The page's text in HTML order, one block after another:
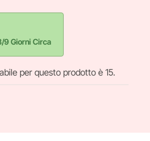
9 Giorni Circa
per questo prodotto è 15.